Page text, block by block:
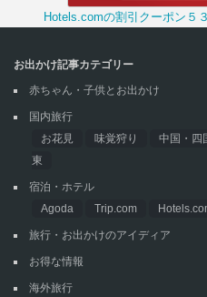
Hotels.comの割引クーポン５
お出かけ記事カテゴリー
赤ちゃん・子供とお出かけ
国内旅行
お花見
味覚狩り 中国・四
東
宿泊・ホテル
Agoda
Trip.com
旅行・お出かけのアイディア
お得な情報
海外旅行